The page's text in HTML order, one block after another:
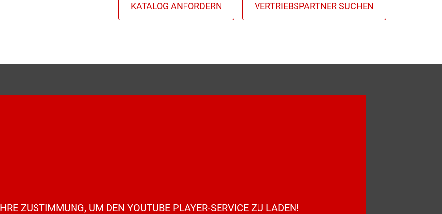
ZUSTIMMUNG, UM DEN YOUTUBE PLAYER-SERVICE ZU LADEN!